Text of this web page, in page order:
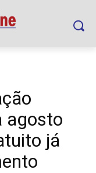
agosto
já